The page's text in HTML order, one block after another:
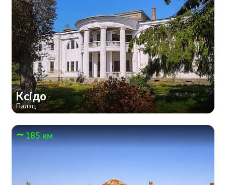
Ксідо
Палац
185 км